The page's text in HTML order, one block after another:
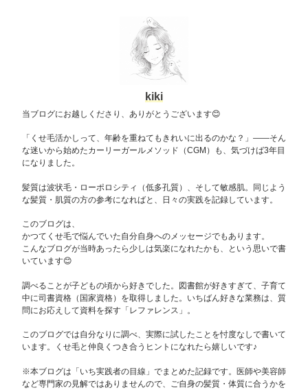
kiki
当ブログにお越しくださり、ありがとうございます😊
「くせ毛活かしって、年齢を重ねてもきれいに出るのかな？」——そん
な迷いから始めたカーリーガールメソッド（CGM）も、気づけば3年目
になりました。
髪質は波状毛・ローポロシティ（低多孔質）、そして敏感肌。同じよう
な髪質・肌質の方の参考になればと、日々の実践を記録しています。
このブログは、
かつてくせ毛で悩んでいた自分自身へのメッセージでもあります。
こんなブログが当時あったら少しは気楽になれたかも、という思いで書
いています😊
調べることが子どもの頃から好きでした。図書館が好きすぎて、子育て
中に司書資格（国家資格）を取得しました。いちばん好きな業務は、質
問にお応えして資料を探す「レファレンス」。
このブログでは自分なりに調べ、実際に試したことを忖度なしで書いて
います。くせ毛と仲良くつき合うヒントになれたら嬉しいです♪
※本ブログは「いち実践者の目線」でまとめた記録です。医師や美容師
など専門家の見解ではありませんので、ご自身の髪質・体質に合うかを